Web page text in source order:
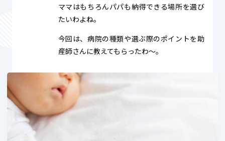
ママはもちろんパパも納得できる場所を選び
たいわよね。
今回は、病院の種類や選ぶ際のポイントを助
産師さんに教えてもらったわ〜。